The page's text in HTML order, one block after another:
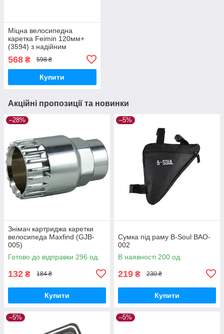
Міцна велосипедна
каретка Feimin 120мм+
(3594) з надійним
568 ₴ 598 ₴
Купити
Акційні пропозиції та новинки
–28%
Знімач картриджа каретки
велосипеда Maxfind (GJB-
005)
Готово до відправки 296 од.
132 ₴ 184 ₴
Купити
–5%
Сумка під раму B-Soul BAO-
002
В наявності 200 од.
219 ₴ 230 ₴
Купити
–5% –5%